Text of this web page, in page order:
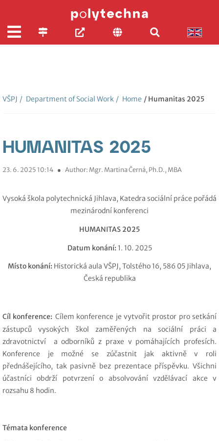
VŠPJ / Department of Social Work / Home / Humanitas 2025
HUMANITAS 2025
23. 6. 2025 10:14 ● Author: Mgr. Martina Černá, Ph.D., MBA
Vysoká škola polytechnická Jihlava, Katedra sociální práce pořádá
mezinárodní konferenci
HUMANITAS 2025
Datum konání: 1. 10. 2025
Místo konání: Historická aula VŠPJ, Tolstého 16, 586 05 Jihlava,
Česká republika
Cíl konference: Cílem konference je vytvořit prostor pro setkání
zástupců vysokých škol zaměřených na sociální práci a
zdravotnictví a odborníků z praxe v pomáhajících profesích.
Konference je možné se zúčastnit jak aktivně v roli
přednášejícího, tak pasivně bez prezentace příspěvku. Všichni
účastníci obdrží potvrzení o absolvování vzdělávací akce v
rozsahu 8 hodin.
Témata konference